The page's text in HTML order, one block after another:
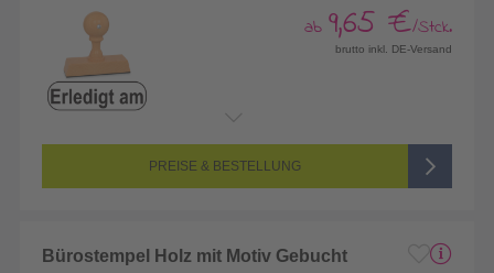
ab 9,65 €/Stck.
brutto inkl. DE-Versand
PREISE & BESTELLUNG
Bürostempel Holz mit Motiv Gebucht